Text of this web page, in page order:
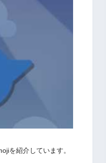
を紹介しています。